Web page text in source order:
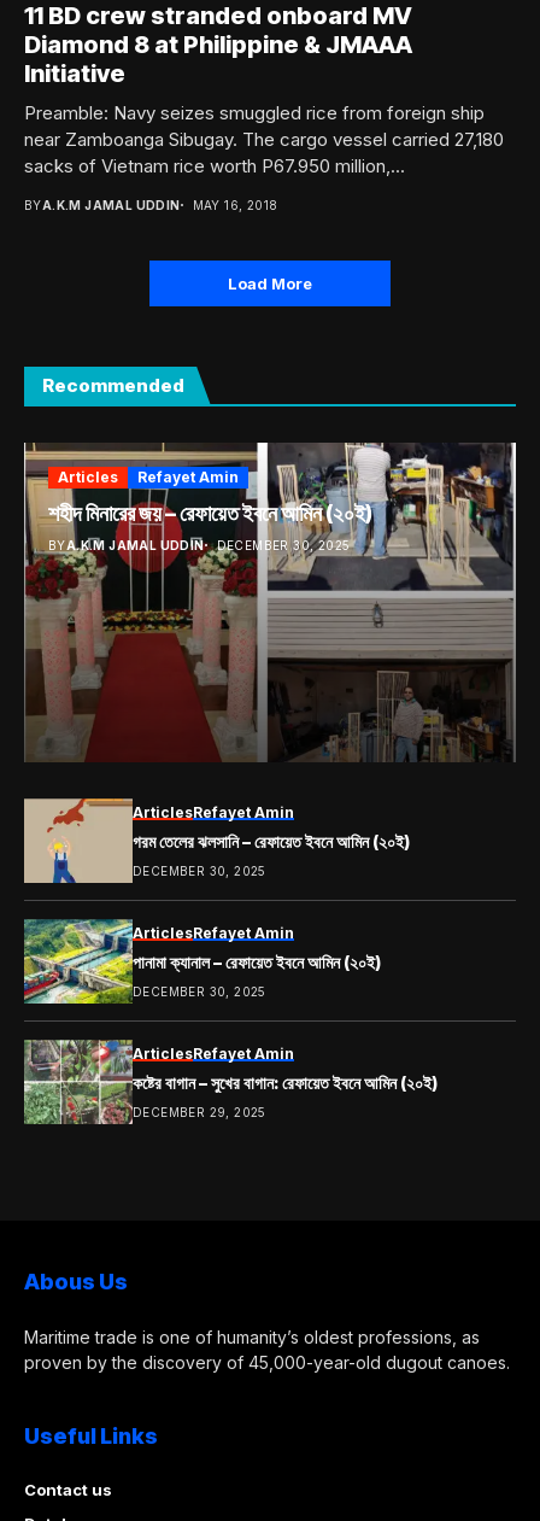
11 BD crew stranded onboard MV
Diamond 8 at Philippine & JMAAA
Initiative
Preamble: Navy seizes smuggled rice from foreign ship
near Zamboanga Sibugay. The cargo vessel carried 27,180
sacks of Vietnam rice worth P67.950 million,...
BYA.K.M JAMAL UDDIN MAY 16, 2018
Load More
Recommended
Articles Refayet Amin
শহীদ মিনারের জয় – রেফায়েত ইবনে আমিন (২০ই)
BYA.K.M JAMAL UDDIN DECEMBER 30, 2025
ArticlesRefayet Amin
গরম তেলের ঝলসানি – রেফায়েত ইবনে আমিন (২০ই)
DECEMBER 30, 2025
ArticlesRefayet Amin
পানামা ক্যানাল – রেফায়েত ইবনে আমিন (২০ই)
DECEMBER 30, 2025
ArticlesRefayet Amin
কষ্টের বাগান – সুখের বাগান: রেফায়েত ইবনে আমিন (২০ই)
DECEMBER 29, 2025
Abous Us
Maritime trade is one of humanity’s oldest professions, as
proven by the discovery of 45,000-year-old dugout canoes.
Useful Links
Contact us